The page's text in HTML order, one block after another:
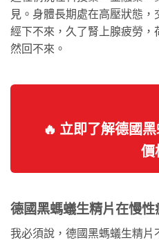
見。身體長期處在高壓狀態
經下不來，久了腎上腺疲勞，
然回不來。
🔥 立即了解德國
價
德國黑螞蟻生精片在慢
我必須說，德國黑螞蟻生精